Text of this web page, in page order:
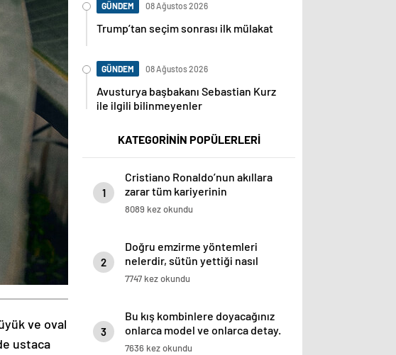
ve oval
ustaca
GÜNDEM 08 Ağustos 2026
Trump’tan seçim sonrası ilk mülakat
GÜNDEM 08 Ağustos 2026
Avusturya başbakanı Sebastian Kurz
ile ilgili bilinmeyenler
KATEGORİNİN POPÜLERLERİ
1
Cristiano Ronaldo’nun akıllara
zarar tüm kariyerinin
istatistiğini çıkardık !
8089 kez okundu
2
Doğru emzirme yöntemleri
nelerdir, sütün yettiği nasıl
anlaşılır?
7747 kez okundu
3
Bu kış kombinlere doyacağınız
onlarca model ve onlarca detay.
7636 kez okundu